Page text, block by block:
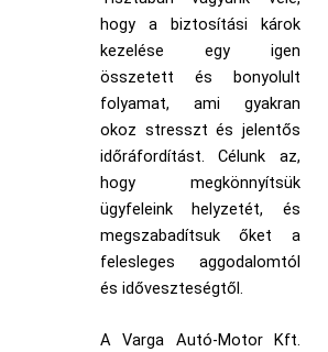
hogy a biztosítási károk
kezelése egy igen
összetett és bonyolult
folyamat, ami gyakran
okoz stresszt és jelentős
időráfordítást. Célunk az,
hogy megkönnyítsük
ügyfeleink helyzetét, és
megszabadítsuk őket a
felesleges aggodalomtól
és időveszteségtől.
A Varga Autó-Motor Kft.